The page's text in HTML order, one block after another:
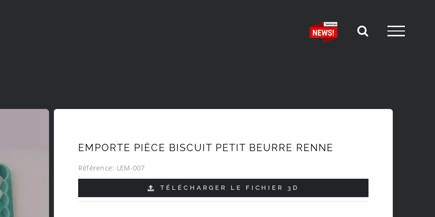
EMPORTE PIÈCE BISCUIT PETIT BEURRE RENNE
Référence: LEM-007
TÉLÉCHARGER LE FICHIER 3D